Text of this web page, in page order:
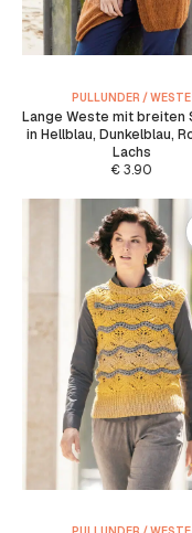
PULLUNDER / WESTE
Lange Weste mit breiten
in Hellblau, Dunkelblau,
Lachs
€3.90